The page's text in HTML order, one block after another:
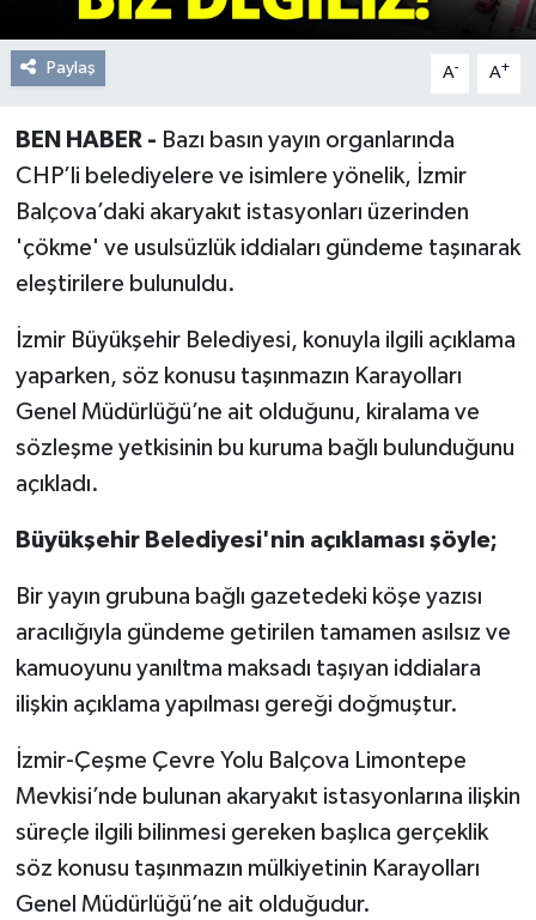
Paylaş A- A+
BEN HABER - Bazı basın yayın organlarında
CHP’li belediyelere ve isimlere yönelik, İzmir
Balçova’daki akaryakıt istasyonları üzerinden
'çökme' ve usulsüzlük iddiaları gündeme taşınarak
eleştirilere bulunuldu.
İzmir Büyükşehir Belediyesi, konuyla ilgili açıklama
yaparken, söz konusu taşınmazın Karayolları
Genel Müdürlüğü’ne ait olduğunu, kiralama ve
sözleşme yetkisinin bu kuruma bağlı bulunduğunu
açıkladı.
Büyükşehir Belediyesi'nin açıklaması şöyle;
Bir yayın grubuna bağlı gazetedeki köşe yazısı
aracılığıyla gündeme getirilen tamamen asılsız ve
kamuoyunu yanıltma maksadı taşıyan iddialara
ilişkin açıklama yapılması gereği doğmuştur.
İzmir-Çeşme Çevre Yolu Balçova Limontepe
Mevkisi’nde bulunan akaryakıt istasyonlarına ilişkin
süreçle ilgili bilinmesi gereken başlıca gerçeklik
söz konusu taşınmazın mülkiyetinin Karayolları
Genel Müdürlüğü’ne ait olduğudur.